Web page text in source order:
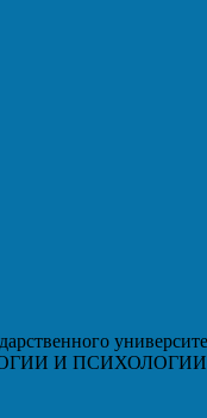
И ПСИХОЛОГИИ